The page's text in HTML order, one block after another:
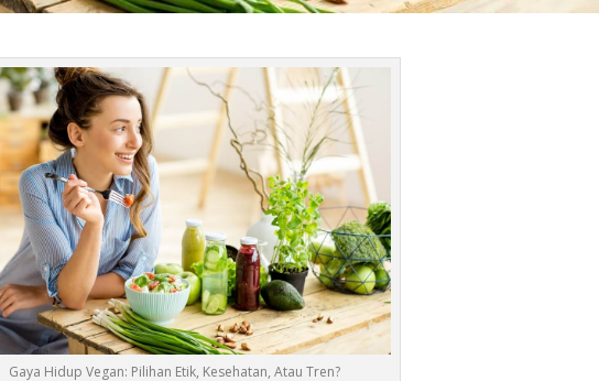
Gaya Hidup Vegan: Pilihan Etik, Kesehatan, Atau Tren?